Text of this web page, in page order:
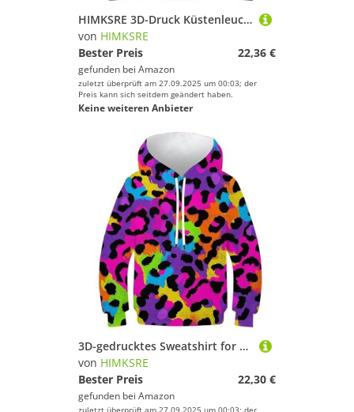
HIMKSRE 3D-Druck Küstenleuchttürme Kinder Hoodie Teen Mädchen Jungen Sweatshirt Tasche Pullover Hoodie for 6-7 Jahre(Style-3,140)
von HIMKSRE
Bester Preis
22,36 €
gefunden bei Amazon
zuletzt überprüft am 27.09.2025 um 00:03; der
Preis kann sich seitdem geändert haben.
Keine weiteren Anbieter
3D-gedrucktes Sweatshirt for Teenager, Mädchen und Jungen, Tiermuster, Kapuzenpullover, Oberteile, lässig, Neuheit, Langarm, Pullover, Leopardenmuster mit Tasche, 13–15 Jahre(Animal Pattern-1,160)
von HIMKSRE
Bester Preis
22,30 €
gefunden bei Amazon
zuletzt überprüft am 27.09.2025 um 00:03; der